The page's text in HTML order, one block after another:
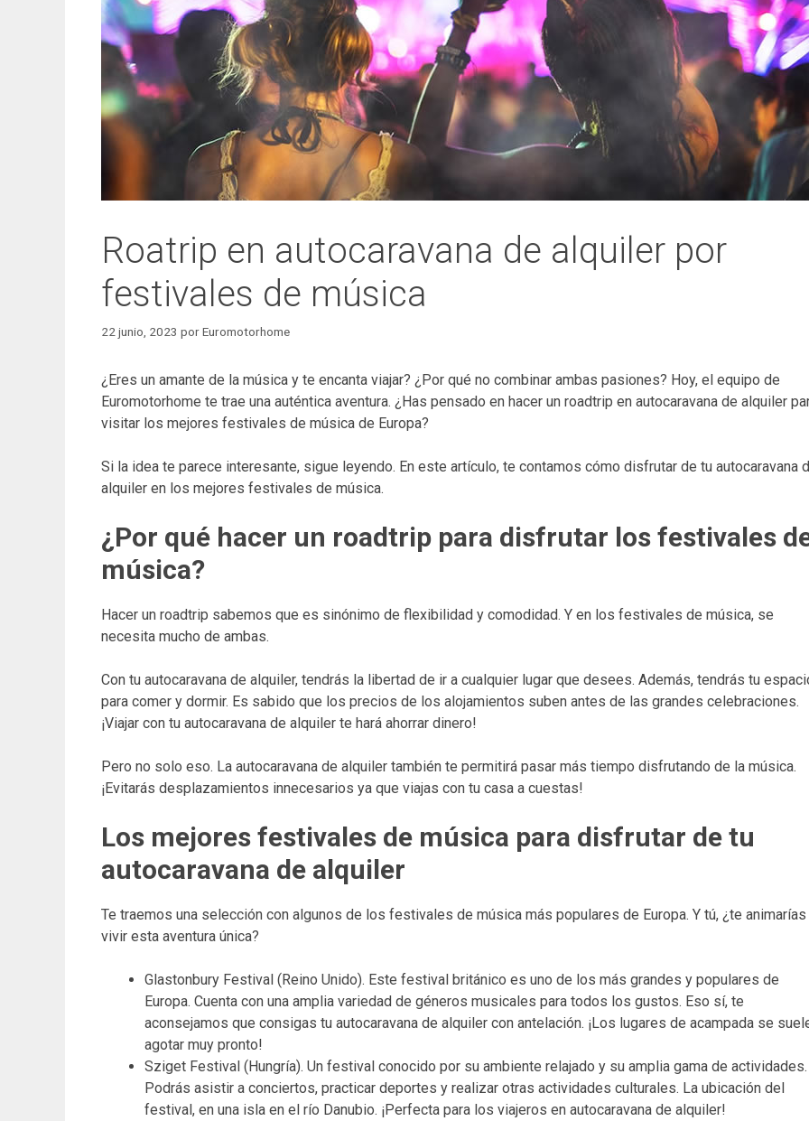
Roatrip en autocaravana de alquiler por
festivales de música
22 junio, 2023 porEuromotorhome
¿Eres un amante de la música y te encanta viajar? ¿Por qué no combinar ambas pasiones? Hoy, el equipo de
Euromotorhome te trae una auténtica aventura. ¿Has pensado en hacer un roadtrip en autocaravana de alquiler
visitar los mejores festivales de música de Europa?
Si la idea te parece interesante, sigue leyendo. En este artículo, te contamos cómo disfrutar de tu autocaravana
alquiler en los mejores festivales de música.
¿Por qué hacer un roadtrip para disfrutar los festivales
música?
Hacer un roadtrip sabemos que es sinónimo de flexibilidad y comodidad. Y en los festivales de música, se
necesita mucho de ambas.
Con tu autocaravana de alquiler, tendrás la libertad de ir a cualquier lugar que desees. Además, tendrás tu
para comer y dormir. Es sabido que los precios de los alojamientos suben antes de las grandes celebraciones.
¡Viajar con tu autocaravana de alquiler te hará ahorrar dinero!
Pero no solo eso. La autocaravana de alquiler también te permitirá pasar más tiempo disfrutando de la música.
¡Evitarás desplazamientos innecesarios ya que viajas con tu casa a cuestas!
Los mejores festivales de música para disfrutar de tu
autocaravana de alquiler
Te traemos una selección con algunos de los festivales de música más populares de Europa. Y tú, ¿te animarías
vivir esta aventura única?
Glastonbury Festival (Reino Unido). Este festival británico es uno de los más grandes y populares de
Europa. Cuenta con una amplia variedad de géneros musicales para todos los gustos. Eso sí, te
aconsejamos que consigas tu autocaravana de alquiler con antelación. ¡Los lugares de acampada se
agotar muy pronto!
Sziget Festival (Hungría). Un festival conocido por su ambiente relajado y su amplia gama de actividades.
Podrás asistir a conciertos, practicar deportes y realizar otras actividades culturales. La ubicación del
festival, en una isla en el río Danubio. ¡Perfecta para los viajeros en autocaravana de alquiler!